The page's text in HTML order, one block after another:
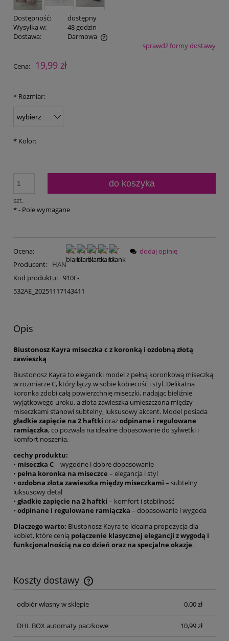
Dostępność:
dostępny
Wysyłka w:
48 godzin
Dostawa:
Darmowa
Cena nie zawiera ewentualnych kosztów płatnościsprawdź formy dostawy
Cena: 19,99 zł
* Rozmiar:
* Kolor:
szt.
do koszyka
*- Pole wymagane
Ocena:
Producent:
HAN
Kod produktu: 910E-
532AE_20251117143411
dodaj opinię
Opis
Biustonosz Kayra miseczka c z koronką i ozdobną złotą
zawieszką
Biustonosz Kayra to elegancki model z pełną koronkową miseczką
w rozmiarze C, który łączy w sobie kobiecość i styl. Delikatna
koronka zdobi całą powierzchnię miseczki, nadając bieliźnie
wyjątkowego uroku, a złota zawieszka umieszczona między
miseczkami stanowi subtelny, luksusowy akcent. Model posiada
gładkie zapięcie na 2 haftki orazodpinane i regulowane
ramiączka, co pozwala na idealne dopasowanie do sylwetki i
komfort noszenia.
cechy produktu:
• miseczka C– wygodne i dobre dopasowanie
• pełna koronka na miseczce – elegancja i styl
• ozdobna złota zawieszka między miseczkami – subtelny
luksusowy detal
• gładkie zapięcie na 2 haftki – komfort i stabilność
• odpinane i regulowane ramiączka – dopasowanie i wygoda
Dlaczego warto: Biustonosz Kayra to idealna propozycja dla
kobiet, które cenią połączenie klasycznej elegancji z wygodą i
funkcjonalnością na co dzień oraz na specjalne okazje.
Koszty dostawy
Cena nie zawiera ewentualnych kosztów płatności
odbiór własny w sklepie
0,00 zł
DHL BOX automaty paczkowe 10,99 zł